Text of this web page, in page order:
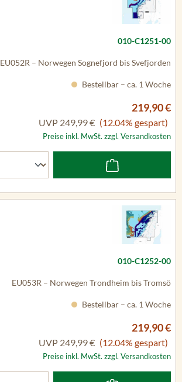
010-C1251-00
EU052R – Norwegen Sognefjord bis Svefjorden
Bestellbar – ca. 1 Woche
219,90 €
UVP 249,99 € (12.04% gespart)
Preise inkl. MwSt. zzgl. Versandkosten
010-C1252-00
EU053R – Norwegen Trondheim bis Tromsö
Bestellbar – ca. 1 Woche
219,90 €
UVP 249,99 € (12.04% gespart)
Preise inkl. MwSt. zzgl. Versandkosten